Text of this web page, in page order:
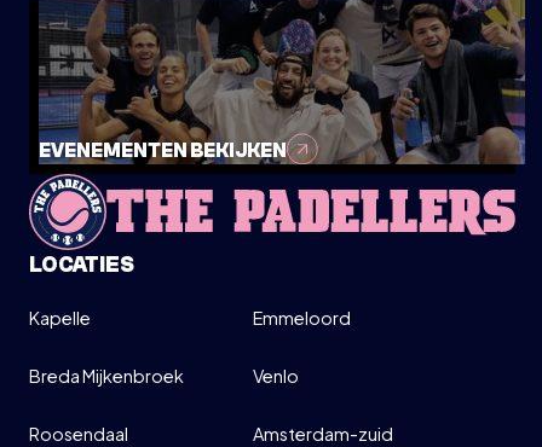
WOENSDAG
12
MAART
PADELCLINIC OUDER & KIND - BEGINNER
15:00-16:30
EVENEMENTEN BEKIJKEN
LOCATIES
Kapelle Emmeloord
Breda Mijkenbroek Venlo
Roosendaal Amsterdam-zuid